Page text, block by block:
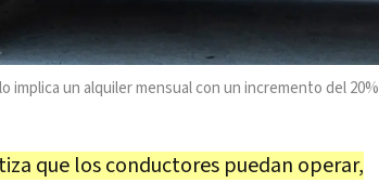
implica un alquiler mensual con un incremento del 20%
que los conductores puedan operar,